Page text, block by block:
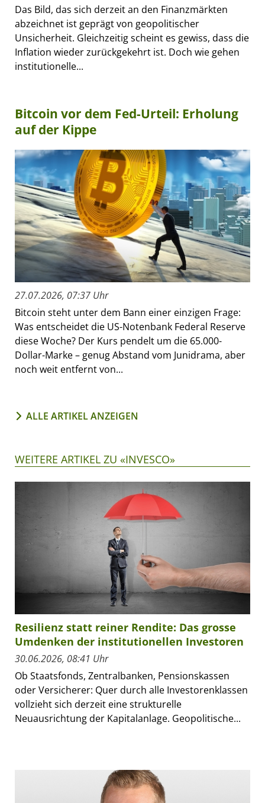
Das Bild, das sich derzeit an den Finanzmärkten
abzeichnet ist geprägt von geopolitischer
Unsicherheit. Gleichzeitig scheint es gewiss, dass die
Inflation wieder zurückgekehrt ist. Doch wie gehen
institutionelle...
Bitcoin vor dem Fed-Urteil: Erholung
auf der Kippe
27.07.2026, 07:37 Uhr
Bitcoin steht unter dem Bann einer einzigen Frage:
Was entscheidet die US-Notenbank Federal Reserve
diese Woche? Der Kurs pendelt um die 65.000-
Dollar-Marke – genug Abstand vom Junidrama, aber
noch weit entfernt von...
ALLE ARTIKEL ANZEIGEN
WEITERE ARTIKEL ZU «INVESCO»
Resilienz statt reiner Rendite: Das grosse
Umdenken der institutionellen Investoren
30.06.2026, 08:41 Uhr
Ob Staatsfonds, Zentralbanken, Pensionskassen
oder Versicherer: Quer durch alle Investorenklassen
vollzieht sich derzeit eine strukturelle
Neuausrichtung der Kapitalanlage. Geopolitische...